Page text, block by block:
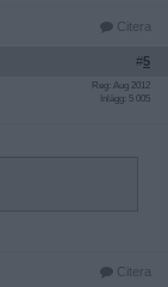
Citera
#5
Reg: Aug 2012
Inlägg: 5 005
Citera